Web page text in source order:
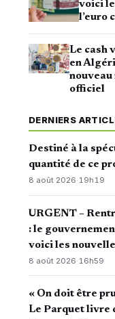
voici
l’euro
Le cash
en
officiel
DERNIERS
Destiné à la
quantité de ce
8 août 2026·19h19
URGENT –
: le
voici les
8 août 2026· 16h59
« On doit être
Le Parquet livre